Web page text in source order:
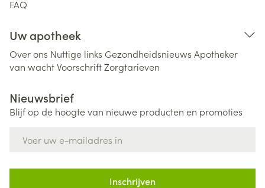
FAQ
Uw apotheek
Over ons Nuttige links Gezondheidsnieuws Apotheker
van wachtVoorschriftZorgtarieven
Nieuwsbrief
Blijf op de hoogte van nieuwe producten en promoties
Inschrijven